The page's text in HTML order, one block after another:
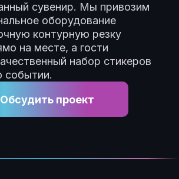
сувенир. Мы привозим
оборудование
контурную резку
на месте, а гости
набор стикеров
событии.
Обсудить проект